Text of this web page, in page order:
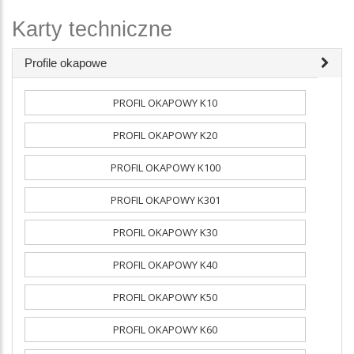
Karty techniczne
Profile okapowe
PROFIL OKAPOWY K10
PROFIL OKAPOWY K20
PROFIL OKAPOWY K100
PROFIL OKAPOWY K301
PROFIL OKAPOWY K30
PROFIL OKAPOWY K40
PROFIL OKAPOWY K50
PROFIL OKAPOWY K60